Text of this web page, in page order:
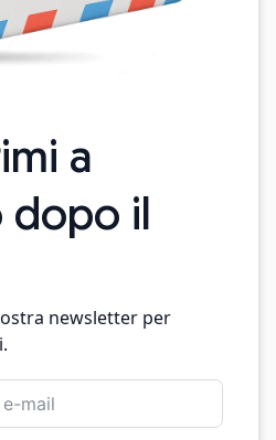
a
dopo il
newsletter per